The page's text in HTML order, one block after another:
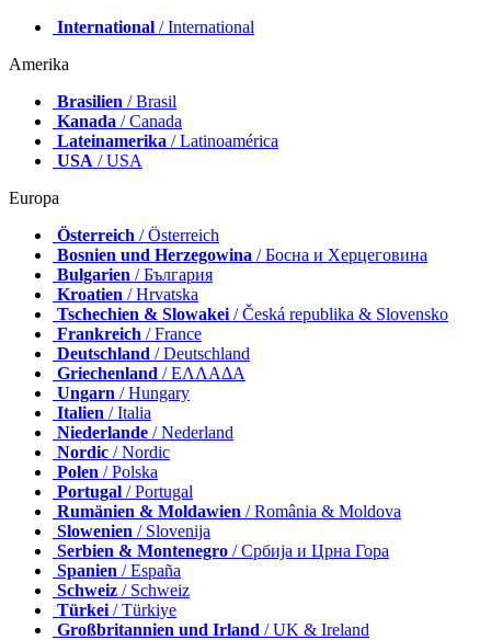
International / International
Amerika
Brasilien / Brasil
Kanada / Canada
Lateinamerika / Latinoamérica
USA / USA
Europa
Österreich / Österreich
Bosnien und Herzegowina / Босна и Херцеговина
Bulgarien / България
Kroatien / Hrvatska
Tschechien & Slowakei / Česká republika & Slovensko
Frankreich / France
Deutschland / Deutschland
Griechenland / ΕΛΛΑΔΑ
Ungarn / Hungary
Italien / Italia
Niederlande / Nederland
Nordic / Nordic
Polen / Polska
Portugal / Portugal
Rumänien & Moldawien / România & Moldova
Slowenien / Slovenija
Serbien & Montenegro / Србија и Црна Гора
Spanien / España
Schweiz / Schweiz
Türkei / Türkiye
Großbritannien und Irland / UK & Ireland